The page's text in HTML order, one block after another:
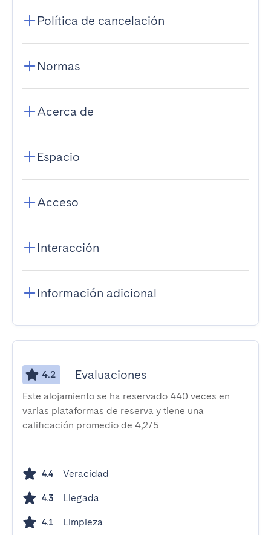
Política de cancelación
Normas
Acerca de
Espacio
Acceso
Interacción
Información adicional
4.2 Evaluaciones
Este alojamiento se ha reservado 440 veces en
varias plataformas de reserva y tiene una
calificación promedio de 4,2/5
4.4 Veracidad
4.3 Llegada
4.1 Limpieza